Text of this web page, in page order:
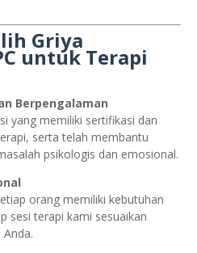
Griya
untuk Terapi
Berpengalaman
yang memiliki sertifikasi dan
serta telah membantu
psikologis dan emosional.
orang memiliki kebutuhan
sesi terapi kami sesuaikan